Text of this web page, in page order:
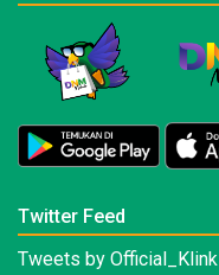
Twitter Feed
Tweets by Official_Klink